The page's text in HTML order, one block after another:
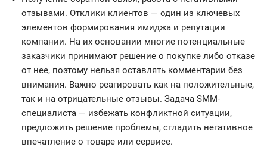
отзывами. Отклики клиентов — один из ключевых
элементов формирования имиджа и репутации
компании. На их основании многие потенциальные
заказчики принимают решение о покупке либо отказе
от нее, поэтому нельзя оставлять комментарии без
внимания. Важно реагировать как на положительные,
так и на отрицательные отзывы. Задача SMM-
специалиста — избежать конфликтной ситуации,
предложить решение проблемы, сгладить негативное
впечатление о товаре или сервисе.